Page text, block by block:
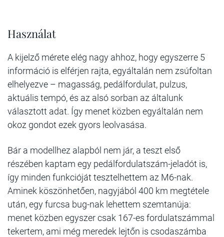
Használat
A kijelző mérete elég nagy ahhoz, hogy egyszerre 5
információ is elférjen rajta, egyáltalán nem zsúfoltan
elhelyezve – magasság, pedálfordulat, pulzus,
aktuális tempó, és az alsó sorban az általunk
választott adat. Így menet közben egyáltalán nem
okoz gondot ezek gyors leolvasása.
Bár a modellhez alapból nem jár, a teszt első
részében kaptam egy pedálfordulatszám-jeladót is,
így minden funkcióját tesztelhettem az M6-nak.
Aminek köszönhetően, nagyjából 400 km megtétele
után, egy furcsa bug-nak lehettem szemtanúja:
menet közben egyszer csak 167-es fordulatszámmal
tekertem, ami még meredek lejtőn is csodaszámba